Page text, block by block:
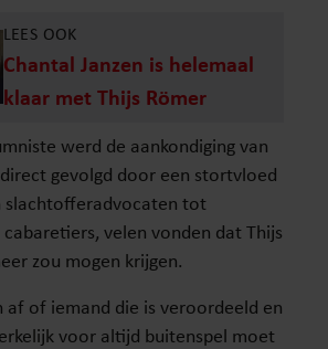
LEES OOK
Chantal Janzen is helemaal
klaar met Thijs Römer
werd de aankondiging van
gevolgd door een stortvloed
slachtofferadvocaten tot
velen vonden dat Thijs
zou mogen krijgen.
af of iemand die is veroordeeld en
voor altijd buitenspel moet